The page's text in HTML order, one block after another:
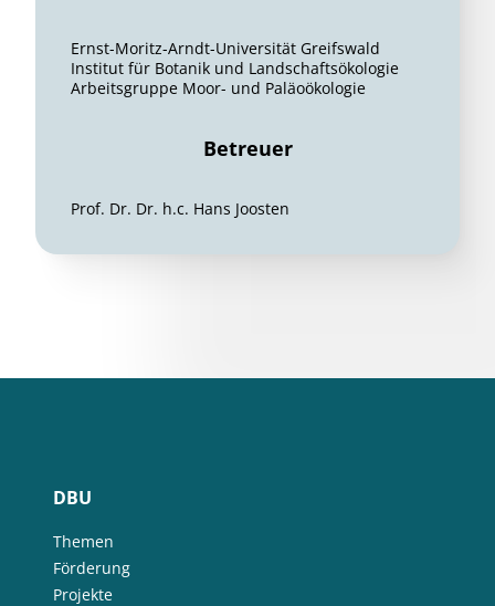
Ernst-Moritz-Arndt-Universität Greifswald
Institut für Botanik und Landschaftsökologie
Arbeitsgruppe Moor- und Paläoökologie
Betreuer
Prof. Dr. Dr. h.c. Hans Joosten
DBU
Themen
Förderung
Projekte